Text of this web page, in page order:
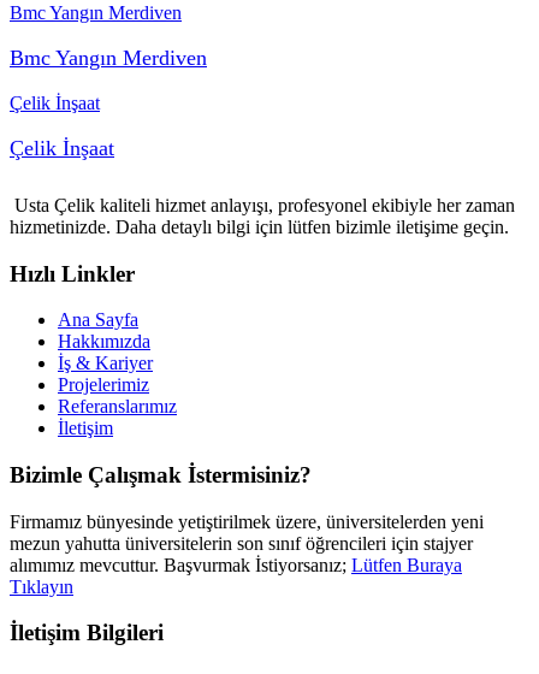
Bmc Yangın Merdiven
Bmc Yangın Merdiven
Çelik İnşaat
Çelik İnşaat
Usta Çelik kaliteli hizmet anlayışı, profesyonel ekibiyle her zaman
hizmetinizde. Daha detaylı bilgi için lütfen bizimle iletişime geçin.
Hızlı Linkler
Ana Sayfa
Hakkımızda
İş & Kariyer
Projelerimiz
Referanslarımız
İletişim
Bizimle Çalışmak İstermisiniz?
Firmamız bünyesinde yetiştirilmek üzere, üniversitelerden yeni
mezun yahutta üniversitelerin son sınıf öğrencileri için stajyer
alımımız mevcuttur. Başvurmak İstiyorsanız; Lütfen Buraya
Tıklayın
İletişim Bilgileri